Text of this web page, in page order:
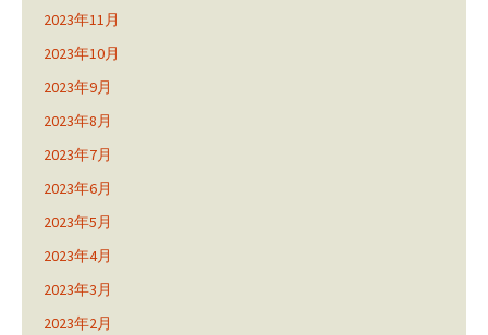
2023年11月
2023年10月
2023年9月
2023年8月
2023年7月
2023年6月
2023年5月
2023年4月
2023年3月
2023年2月